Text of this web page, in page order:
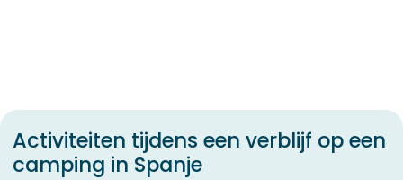
Activiteiten tijdens een verblijf op een
camping in Spanje